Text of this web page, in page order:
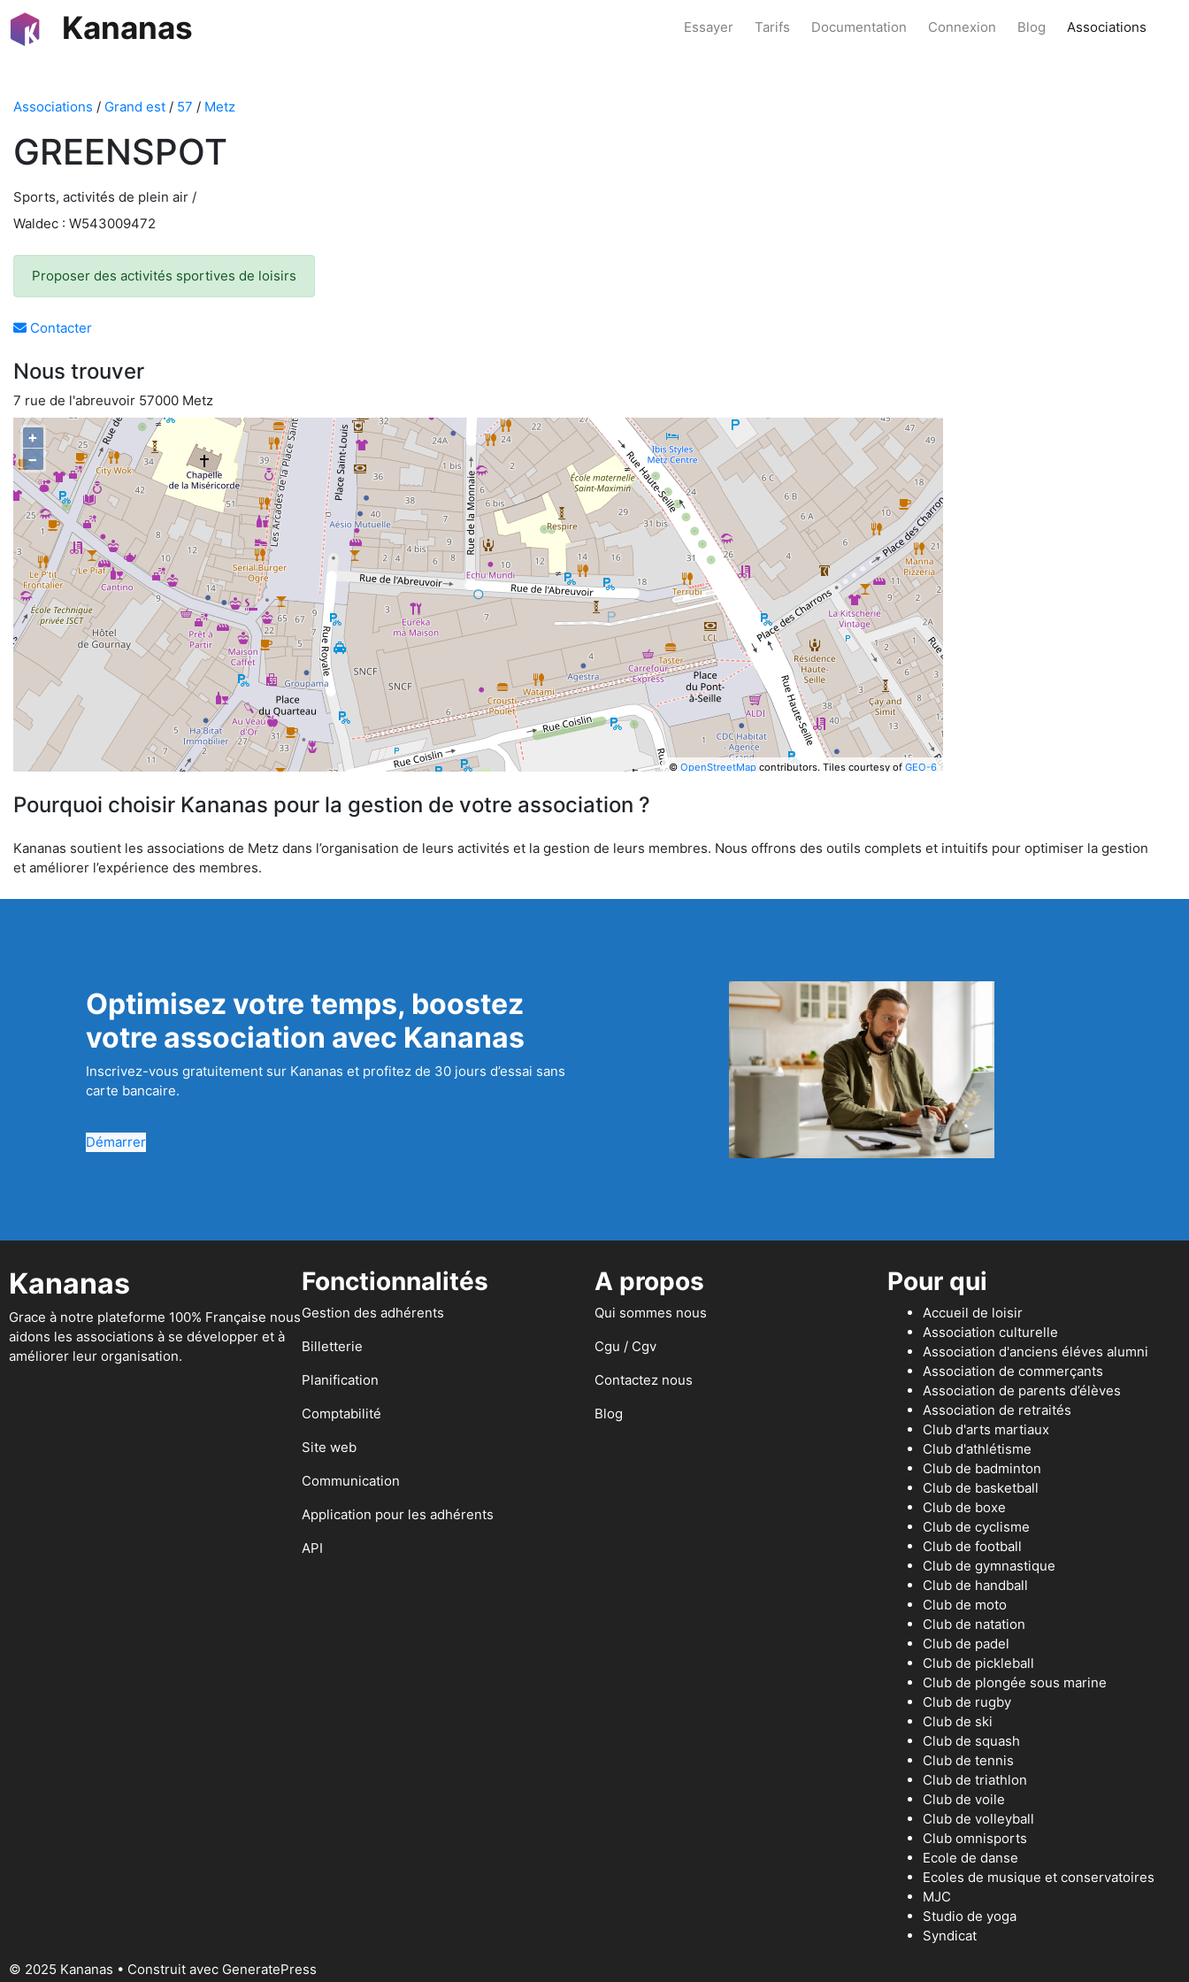
Kananas Essayer Tarifs Documentation Connexion Blog Associations
Associations / Grand est / 57 / Metz
GREENSPOT
Sports, activités de plein air /
Waldec : W543009472
Proposer des activités sportives de loisirs
Contacter
Nous trouver
7 rue de l'abreuvoir 57000 Metz
+
−
© OpenStreetMapcontributors. Tiles courtesy of GEO-6
Pourquoi choisir Kananas pour la gestion de votre association ?
Kananas soutient les associations de Metz dans l’organisation de leurs activités et la gestion de leurs membres. Nous offrons des outils complets et intuitifs pour optimiser la gestion
et améliorer l’expérience des membres.
Optimisez votre temps, boostez
votre association avec Kananas
Inscrivez-vous gratuitement sur Kananas et profitez de 30 jours d’essai sans
carte bancaire.
Démarrer
Kananas
Grace à notre plateforme 100% Française nous
aidons les associations à se développer et à
améliorer leur organisation.
Fonctionnalités
Gestion des adhérents
Billetterie
Planification
Comptabilité
Site web
Communication
Application pour les adhérents
API
A propos
Qui sommes nous
Cgu / Cgv
Contactez nous
Blog
Pour qui
Accueil de loisir
Association culturelle
Association d'anciens éléves alumni
Association de commerçants
Association de parents d’élèves
Association de retraités
Club d'arts martiaux
Club d'athlétisme
Club de badminton
Club de basketball
Club de boxe
Club de cyclisme
Club de football
Club de gymnastique
Club de handball
Club de moto
Club de natation
Club de padel
Club de pickleball
Club de plongée sous marine
Club de rugby
Club de ski
Club de squash
Club de tennis
Club de triathlon
Club de voile
Club de volleyball
Club omnisports
Ecole de danse
Ecoles de musique et conservatoires
MJC
Studio de yoga
Syndicat
© 2025 Kananas • Construit avec GeneratePress